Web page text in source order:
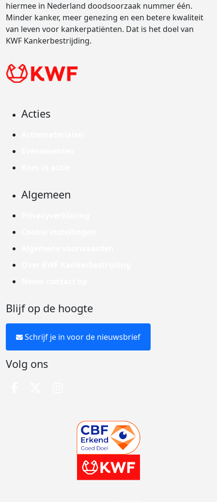
hiermee in Nederland doodsoorzaak nummer één.
Minder kanker, meer genezing en een betere kwaliteit
van leven voor kankerpatiënten. Dat is het doel van
KWF Kankerbestrijding.
Acties
Algemeen
Blijf op de hoogte
Schrijf je in voor de nieuwsbrief
Volg ons